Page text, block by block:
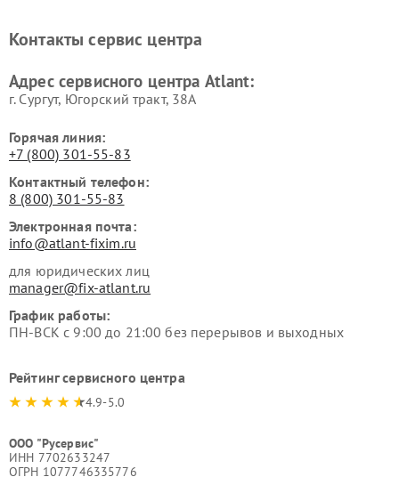
Контакты сервис центра
Адрес сервисного центра Atlant:
г. Сургут, Югорский тракт, 38А
Горячая линия:
+7 (800) 301-55-83
Контактный телефон:
8 (800) 301-55-83
Электронная почта:
info@atlant-fixim.ru
для юридических лиц
manager@fix-atlant.ru
График работы:
ПН-ВСК с 9:00 до 21:00 без перерывов и выходных
Рейтинг сервисного центра
4.9-5.0
ООО "Русервис"
ИНН 7702633247
ОГРН 1077746335776